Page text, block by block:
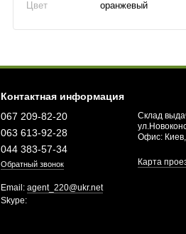
Цвет оранжевый
Контактная информация
067 209-82-20
063 613-92-28
044 383-57-34
Обратный звонок
Склад
Офис:
Карта
Email:agent_220@ukr.net
Skype: